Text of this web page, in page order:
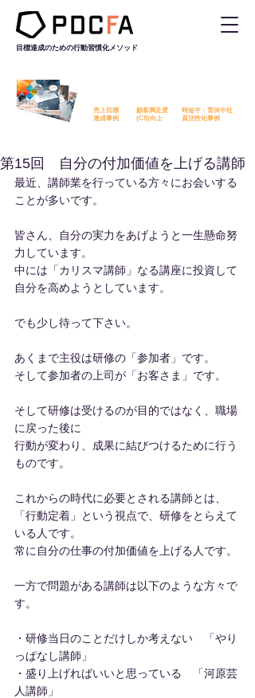
目標達成のための行動習慣化メソッド
売上目標
​達成事例
顧客満足度
​(CS)向上
時短中・育休中社
員活性化事例
第15回 自分の付加価値を上げる講師
最近、講師業を行っている方々にお会いする
ことが多いです。
皆さん、自分の実力をあげようと一生懸命努
力しています。
中には「カリスマ講師」なる講座に投資して
自分を高めようとしています。
でも少し待って下さい。
あくまで主役は研修の「参加者」です。
そして参加者の上司が「お客さま」です。
そして研修は受けるのが目的ではなく、職場
に戻った後に
行動が変わり、成果に結びつけるために行う
ものです。
これからの時代に必要とされる講師とは、
「行動定着」という視点で、研修をとらえて
いる人です。
常に自分の仕事の付加価値を上げる人です。
一方で問題がある講師は以下のような方々で
す。
・研修当日のことだけしか考えない　「やり
っぱなし講師」
・盛り上げればいいと思っている　「河原芸
人講師」